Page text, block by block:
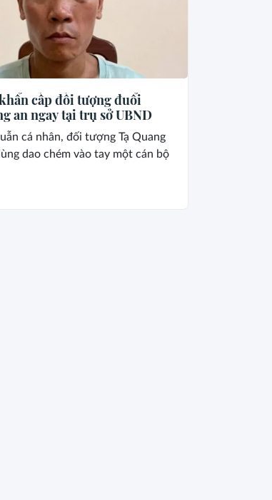
cấp đối tượng đuổi
an ngay tại trụ sở UBND
cá nhân, đối tượng Tạ Quang
dao chém vào tay một cán bộ